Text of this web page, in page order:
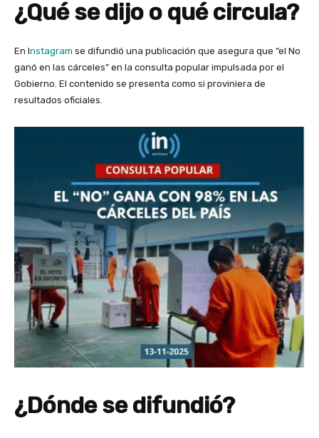
¿Qué se dijo o qué circula?
En Instagram se difundió una publicación que asegura que “el No
ganó en las cárceles” en la consulta popular impulsada por el
Gobierno. El contenido se presenta como si proviniera de
resultados oficiales.
¿Dónde se difundió?